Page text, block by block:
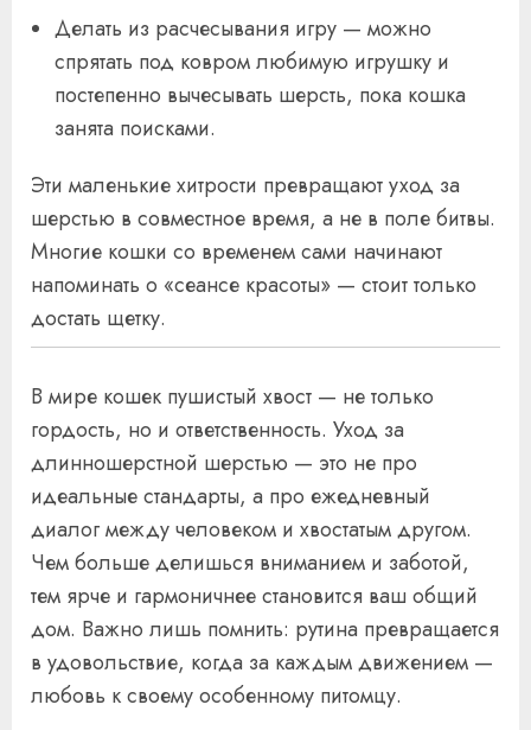
Делать из расчесывания игру — можно
спрятать под ковром любимую игрушку и
постепенно вычесывать шерсть, пока кошка
занята поисками.
Эти маленькие хитрости превращают уход за
шерстью в совместное время, а не в поле битвы.
Многие кошки со временем сами начинают
напоминать о «сеансе красоты» — стоит только
достать щетку.
В мире кошек пушистый хвост — не только
гордость, но и ответственность. Уход за
длинношерстной шерстью — это не про
идеальные стандарты, а про ежедневный
диалог между человеком и хвостатым другом.
Чем больше делишься вниманием и заботой,
тем ярче и гармоничнее становится ваш общий
дом. Важно лишь помнить: рутина превращается
в удовольствие, когда за каждым движением —
любовь к своему особенному питомцу.